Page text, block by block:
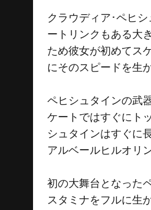
クラウディア･ペヒ
ートリンクもある大
ため彼女が初めてス
にそのスピードを生
ペヒシュタインの武
ケートではすぐにト
シュタインはすぐに
アルベールヒルオリ
初の大舞台となった
スタミナをフルに生